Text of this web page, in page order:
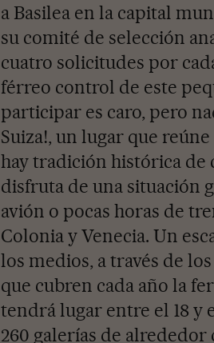
a Basilea en la capital
su comité de selección
cuatro solicitudes por
férreo control de este
participar es caro, pero
Suiza!, un lugar que
hay tradición histórica de
disfruta de una situación
avión o pocas horas de
Colonia y Venecia. Un
los medios, a través de
que cubren cada año la
tendrá lugar entre el 18 y
260 galerías de alrededor